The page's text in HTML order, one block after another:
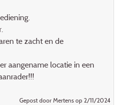
te zacht en de
aangename locatie in een
Gepost door Mertens op 2/11/2024